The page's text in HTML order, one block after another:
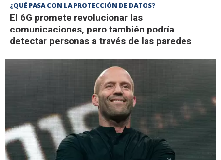
¿QUÉ PASA CON LA PROTECCIÓN DE DATOS?
El 6G promete revolucionar las
comunicaciones, pero también podría
detectar personas a través de las paredes